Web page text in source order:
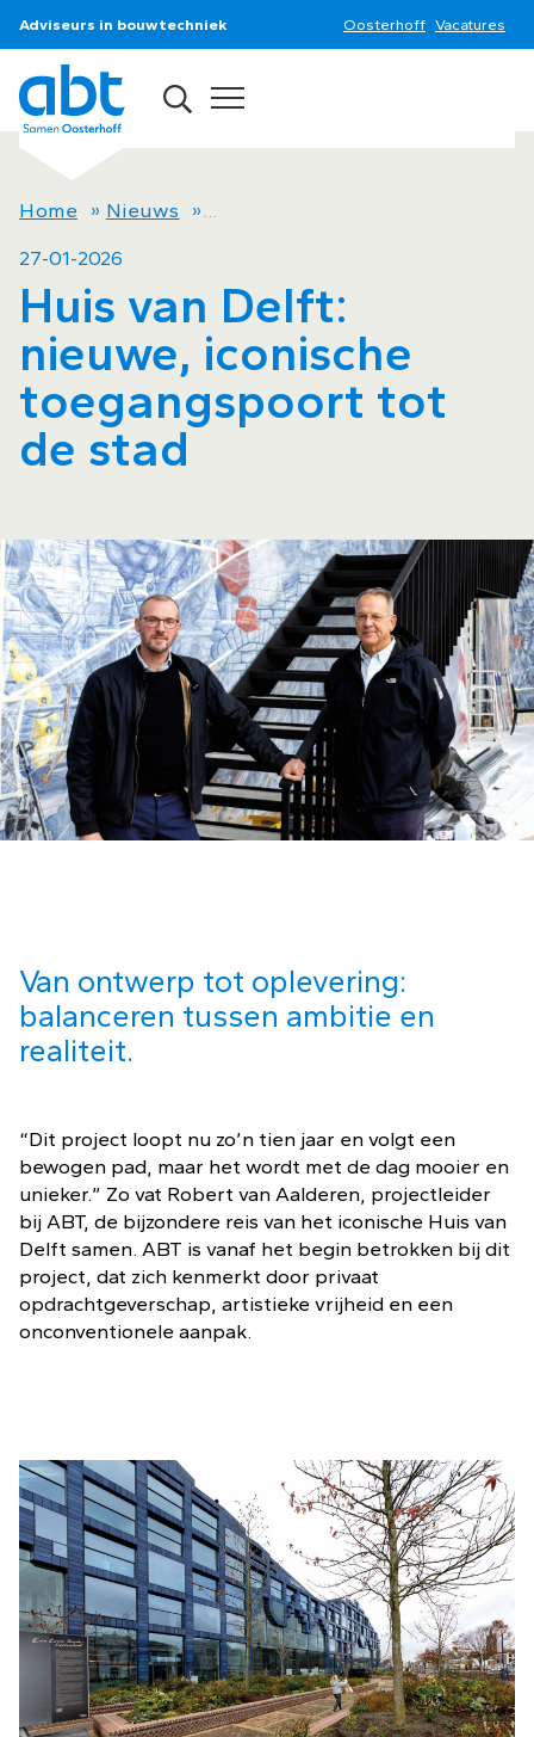
Adviseurs in bouwtechniek Oosterhoff Vacatures
Home » Nieuws » Huis van Delft: nieuwe,
27-01-2026
Huis van Delft:
nieuwe, iconische
toegangspoort tot
de stad
Van ontwerp tot oplevering:
balanceren tussen ambitie en
realiteit.
“Dit project loopt nu zo’n tien jaar en volgt een
bewogen pad, maar het wordt met de dag mooier en
unieker.” Zo vat Robert van Aalderen, projectleider
bij ABT, de bijzondere reis van het iconische Huis van
Delft samen. ABT is vanaf het begin betrokken bij dit
project, dat zich kenmerkt door privaat
opdrachtgeverschap, artistieke vrijheid en een
onconventionele aanpak.